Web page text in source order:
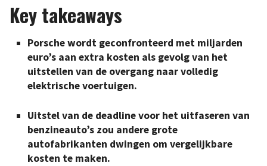
Key takeaways
Porsche wordt geconfronteerd met miljarden
euro’s aan extra kosten als gevolg van het
uitstellen van de overgang naar volledig
elektrische voertuigen.
Uitstel van de deadline voor het uitfaseren van
benzineauto’s zou andere grote
autofabrikanten dwingen om vergelijkbare
kosten te maken.